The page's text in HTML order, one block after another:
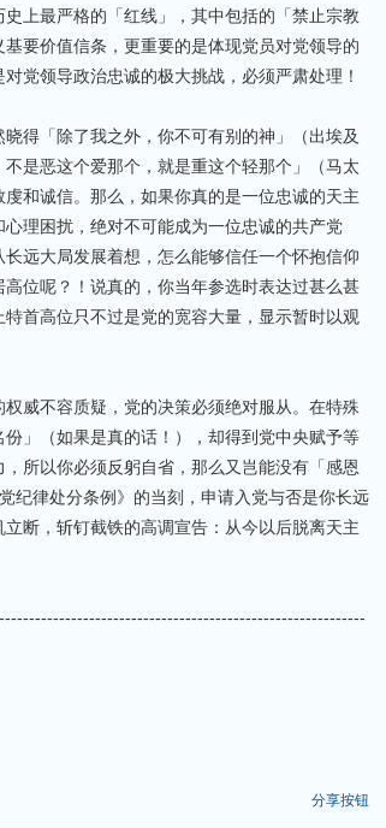
上最严格的「红线」，其中包括的「禁止宗教
要价值信条，更重要的是体现党员对党领导的
党领导政治忠诚的极大挑战，必须严肃处理！
得「除了我之外，你不可有别的神」（出埃及
是恶这个爱那个，就是重这个轻那个」（马太
和诚信。那么，如果你真的是一位忠诚的天主
理困扰，绝对不可能成为一位忠诚的共产党
远大局发展着想，怎么能够信任一个怀抱信仰
位呢？！说真的，你当年参选时表达过甚么甚
首高位只不过是党的宽容大量，显示暂时以观
威不容质疑，党的决策必须绝对服从。在特殊
」（如果是真的话！），却得到党中央赋予等
所以你必须反躬自省，那么又岂能没有「感恩
纪律处分条例》的当刻，申请入党与否是你长远
断，斩钉截铁的高调宣告：从今以后脱离天主
分享按钮